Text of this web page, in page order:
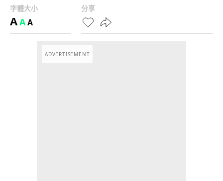
字體大小
AAA
分享
ADVERTISEMENT